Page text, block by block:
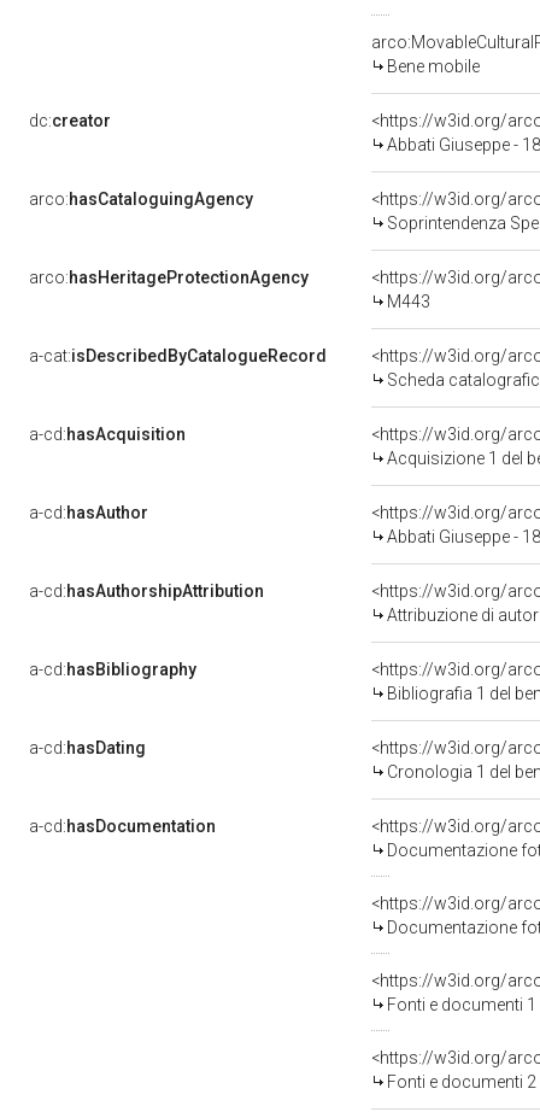
Bene mobile
dc:creator
<https://w3id.org/
Abbati Giuseppe -
arco:hasCataloguingAgency
<https://w3id.org/
Soprintendenza
arco:hasHeritageProtectionAgency
<https://w3id.org/
M443
a-cat:isDescribedByCatalogueRecord
<https://w3id.org/
Scheda
a-cd:hasAcquisition
<https://w3id.org/
Acquisizione 1 del
a-cd:hasAuthor
<https://w3id.org/
Abbati Giuseppe -
a-cd:hasAuthorshipAttribution
<https://w3id.org/
Attribuzione di
a-cd:hasBibliography
<https://w3id.org/
Bibliografia 1 del
a-cd:hasDating
<https://w3id.org/
Cronologia 1 del
a-cd:hasDocumentation
Documentazione
Documentazione
<https://w3id.org/
Fonti e documenti
<https://w3id.org/
Fonti e documenti